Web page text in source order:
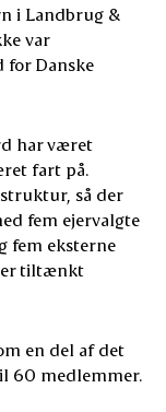
i Landbrug &
var
Danske
har været
fart på.
så der
fem ejervalgte
fem eksterne
er tiltænkt
en del af det
60 medlemmer.